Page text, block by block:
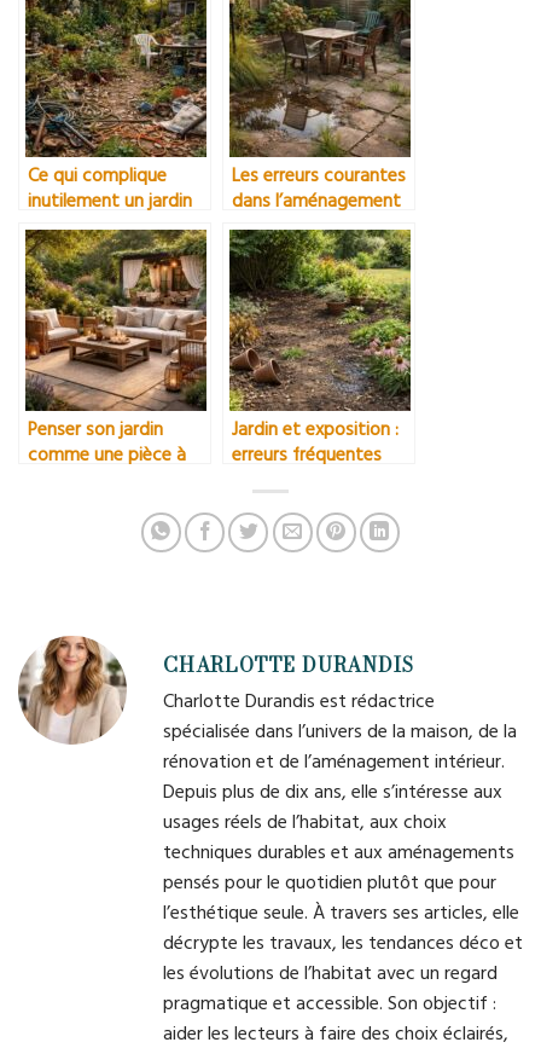
Ce qui complique
inutilement un jardin
Les erreurs courantes
dans l’aménagement
extérieur
Penser son jardin
comme une pièce à
Jardin et exposition :
erreurs fréquentes
CHARLOTTE DURANDIS
Charlotte Durandis est rédactrice
spécialisée dans l’univers de la maison, de la
rénovation et de l’aménagement intérieur.
Depuis plus de dix ans, elle s’intéresse aux
usages réels de l’habitat, aux choix
techniques durables et aux aménagements
pensés pour le quotidien plutôt que pour
l’esthétique seule. À travers ses articles, elle
décrypte les travaux, les tendances déco et
les évolutions de l’habitat avec un regard
pragmatique et accessible. Son objectif :
aider les lecteurs à faire des choix éclairés,